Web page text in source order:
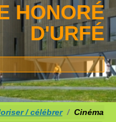
HONORÉ
D'URFÉ
/ célébrer Cinéma